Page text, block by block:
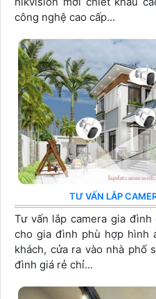
công nghệ cao cấp...
TƯ VẤN LẮP
Tư vấn lắp camera gia
cho gia đình phù hợp hình
khách, cửa ra vào nhà phố
đình giá rẻ chỉ...